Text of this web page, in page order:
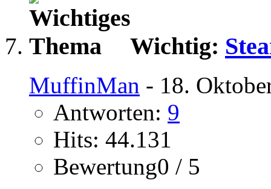
Wichtig:
MuffinMan - 18.
Antworten: 9
Hits: 44.131
Bewertung0 / 5